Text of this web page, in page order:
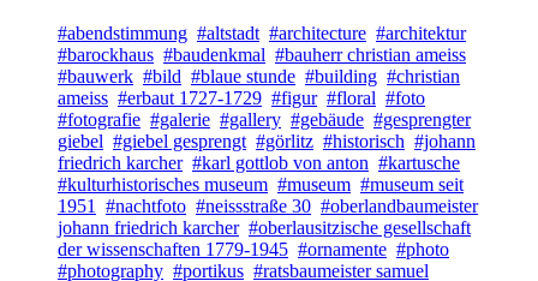
#abendstimmung #altstadt #architecture #architektur
#barockhaus #baudenkmal #bauherr christian ameiss
#bauwerk #bild #blaue stunde #building #christian
ameiss #erbaut 1727-1729 #figur #floral #foto
#fotografie #galerie #gallery #gebäude #gesprengter
giebel #giebel gesprengt #görlitz #historisch #johann
friedrich karcher #karl gottlob von anton #kartusche
#kulturhistorisches museum #museum #museum seit
1951
#nachtfoto #neissstraße 30 #oberlandbaumeister
johann friedrich karcher #oberlausitzische gesellschaft
der wissenschaften 1779-1945 #ornamente #photo
#photography #portikus #ratsbaumeister samuel